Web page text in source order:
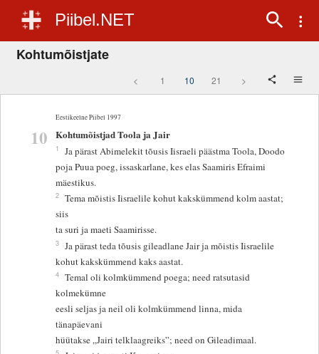
Piibel.NET
Kohtumõistjate
< 1 10 21 >
Eestikeelne Piibel 1997
10 Kohtumõistjad Toola ja Jair
1
Ja pärast Abimelekit tõusis Iisraeli päästma Toola, Doodo
poja Puua poeg, issaskarlane, kes elas Saamiris Efraimi
mäestikus.
2 Tema mõistis Iisraelile kohut kakskümmend kolm aastat;
siis
ta suri ja maeti Saamirisse.
3 Ja pärast teda tõusis gileadlane Jair ja mõistis Iisraelile
kohut kakskümmend kaks aastat.
4 Temal oli kolmkümmend poega; need ratsutasid
kolmekümne
eesli seljas ja neil oli kolmkümmend linna, mida
tänapäevani
hüütakse „Jairi telklaagreiks”; need on Gileadimaal.